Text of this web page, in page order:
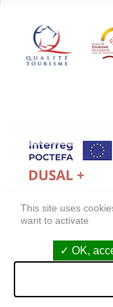
FONDS
This site uses
want to activate
OK,